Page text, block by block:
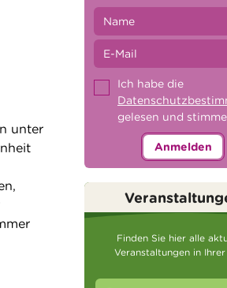
unter
Ich habe die
gelesen und
Anmelden
Finden Sie hier alle
Veranstaltungen in Ihrer